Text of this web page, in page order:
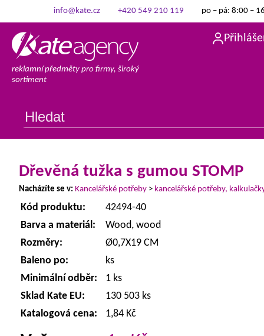
info@kate.cz +420 549 210 119 po – pá: 8:00 –
reklamní předměty pro firmy, široký
sortiment
Dřevěná tužka s gumou STOMP
Nacházíte se v: Kancelářské potřeby > kancelářské potřeby,
Kód produktu:
42494-40
Barva a materiál:
Wood, wood
Rozměry:
Ø0,7X19 CM
Baleno po:
ks
Minimální odběr:
1 ks
Sklad Kate EU:
130 503 ks
Katalogová cena:
1,84 Kč